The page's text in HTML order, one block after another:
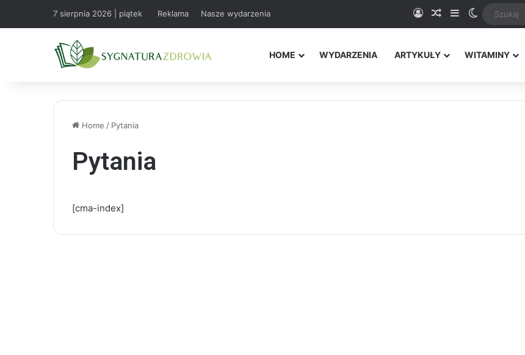
7 sierpnia 2026 | piątek Reklama Nasze wydarzenia Logowanie
Random Article
SidebarSwitch skin
HOME WYDARZENIA ARTYKUŁY WITAMINY
Home / Pytania
Pytania
[cma-index]